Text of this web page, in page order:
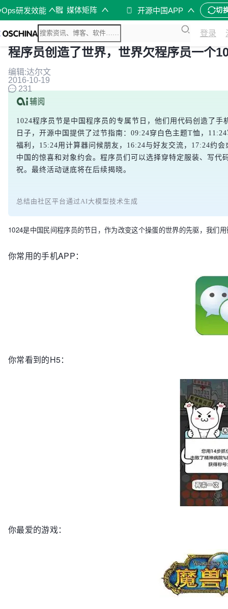
研发效能 媒体矩阵 开源中国APP 切
登录
程序员创造了世界，世界欠程序员一个
编辑:达尔文
2016-10-19
231
1024程序员节是中国程序员的专属节日，他们用代码创造了
日子，开源中国提供了过节指南：09:24穿白色主题T恤，
福利，15:24用计算器问候朋友，16:24与好友交流，17:24约
中国的惊喜和对象约会。程序员们可以选择穿特定服装、写
祝。最终活动谜底将在后续揭晓。
总结由社区平台通过AI大模型技术生成
1024是中国民间程序员的节日，作为改变这个操蛋的世界的先驱，我们
你常用的手机APP：
你常看到的H5：
你最爱的游戏：